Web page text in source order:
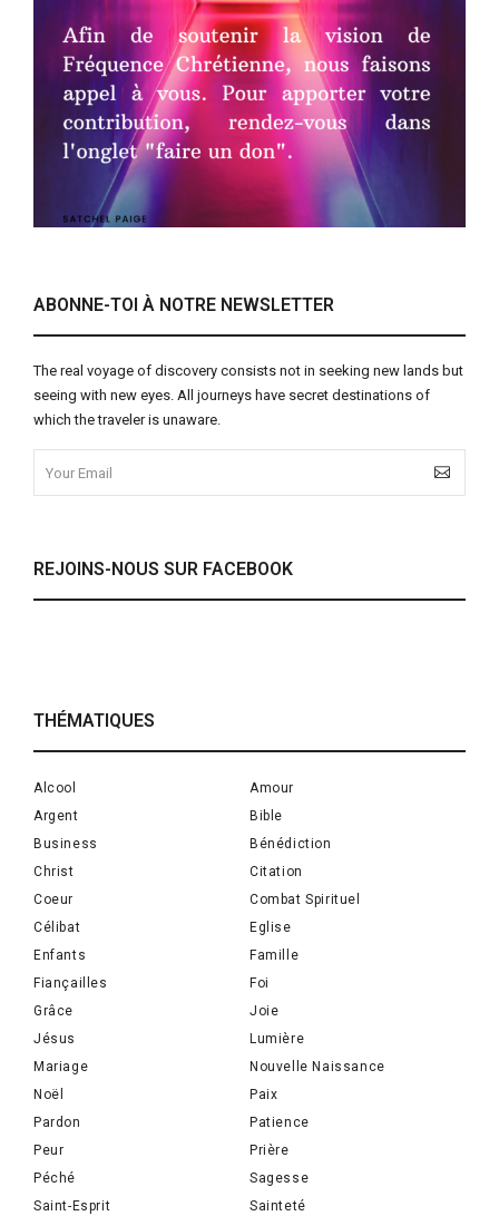
ABONNE-TOI À NOTRE NEWSLETTER
The real voyage of discovery consists not in seeking new lands but
seeing with new eyes. All journeys have secret destinations of
which the traveler is unaware.
REJOINS-NOUS SUR FACEBOOK
THÉMATIQUES
Alcool
Amour
Argent
Bible
Business
Bénédiction
Christ
Citation
Coeur
Combat Spirituel
Célibat
Eglise
Enfants
Famille
Fiançailles
Foi
Grâce
Joie
Jésus
Lumière
Mariage
Nouvelle Naissance
Noël
Paix
Pardon
Patience
Peur
Prière
Péché
Sagesse
Saint-Esprit
Sainteté